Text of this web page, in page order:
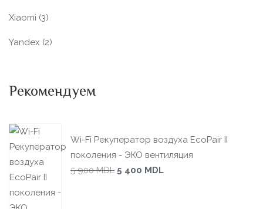
Xiaomi (3)
Yandex (2)
Рекомендуем
Wi-Fi Рекуператор воздуха EcoPair II
поколения - ЭКО вентиляция
5 900MDL 5 400 MDL